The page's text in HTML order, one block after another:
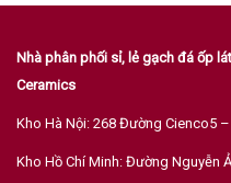
Nhà phân phối sỉ, lẻ gạch đá ốp
Ceramics
Kho Hà Nội: 268 Đường Cienco5
Kho Hồ Chí Minh: Đường Nguyễn